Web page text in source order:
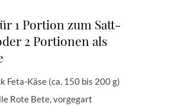
1 Portion zum Satt-
2 Portionen als
Feta-Käse (ca. 150 bis 200 g)
Rote Bete, vorgegart